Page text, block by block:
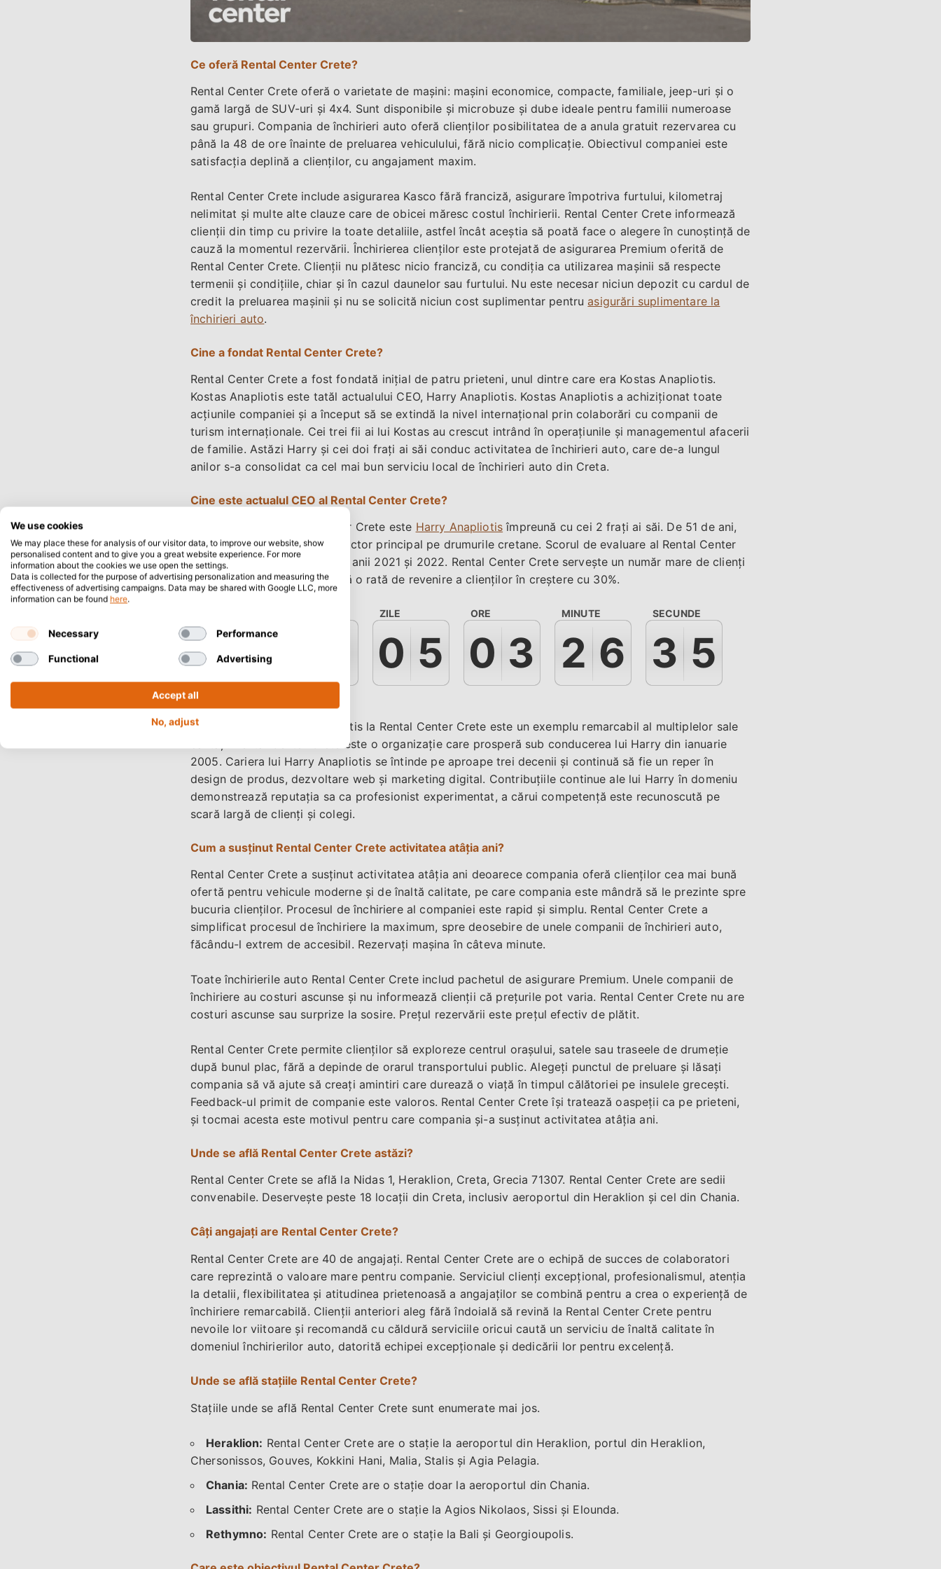
Ce oferă Rental Center Crete?
Rental Center Crete oferă o varietate de mașini: mașini economice, compacte, familiale, jeep-uri și o
gamă largă de SUV-uri și 4x4. Sunt disponibile și microbuze și dube ideale pentru familii numeroase
sau grupuri. Compania de închirieri auto oferă clienților posibilitatea de a anula gratuit rezervarea cu
până la 48 de ore înainte de preluarea vehiculului, fără nicio complicație. Obiectivul companiei este
satisfacția deplină a clienților, cu angajament maxim.
Rental Center Crete include asigurarea Kasco fără franciză, asigurare împotriva furtului, kilometraj
nelimitat și multe alte clauze care de obicei măresc costul închirierii. Rental Center Crete informează
clienții din timp cu privire la toate detaliile, astfel încât aceștia să poată face o alegere în cunoștință de
cauză la momentul rezervării. Închirierea clienților este protejată de asigurarea Premium oferită de
Rental Center Crete. Clienții nu plătesc nicio franciză, cu condiția ca utilizarea mașinii să respecte
termenii și condițiile, chiar și în cazul daunelor sau furtului. Nu este necesar niciun depozit cu cardul de
credit la preluarea mașinii și nu se solicită niciun cost suplimentar pentruasigurări suplimentare la
închirieri auto.
Cine a fondat Rental Center Crete?
Rental Center Crete a fost fondată inițial de patru prieteni, unul dintre care era Kostas Anapliotis.
Kostas Anapliotis este tatăl actualului CEO, Harry Anapliotis. Kostas Anapliotis a achiziționat toate
acțiunile companiei și a început să se extindă la nivel internațional prin colaborări cu companii de
turism internaționale. Cei trei fii ai lui Kostas au crescut intrând în operațiunile și managementul afacerii
de familie. Astăzi Harry și cei doi frați ai săi conduc activitatea de închirieri auto, care de-a lungul
anilor s-a consolidat ca cel mai bun serviciu local de închirieri auto din Creta.
Cine este actualul CEO al Rental Center Crete?
Actualul CEO al Rental Center Crete este Harry Anapliotis împreună cu cei 2 frați ai săi. De 51 de ani,
Rental Center Crete este un actor principal pe drumurile cretane. Scorul de evaluare al Rental Center
Crete a fost de 95,8% pentru anii 2021 și 2022. Rental Center Crete servește un număr mare de clienți
fideli. Compania înregistrează o rată de revenire a clienților în creștere cu 30%.
5 1
ZILE
0 5
ORE
0 3
MINUTE
2 6
SECUNDE
3 6
Conducerea lui Harry Anapliotis la Rental Center Crete este un exemplu remarcabil al multiplelor sale
calități. Rental Center Crete este o organizație care prosperă sub conducerea lui Harry din ianuarie
2005. Cariera lui Harry Anapliotis se întinde pe aproape trei decenii și continuă să fie un reper în
design de produs, dezvoltare web și marketing digital. Contribuțiile continue ale lui Harry în domeniu
demonstrează reputația sa ca profesionist experimentat, a cărui competență este recunoscută pe
scară largă de clienți și colegi.
Cum a susținut Rental Center Crete activitatea atâția ani?
Rental Center Crete a susținut activitatea atâția ani deoarece compania oferă clienților cea mai bună
ofertă pentru vehicule moderne și de înaltă calitate, pe care compania este mândră să le prezinte spre
bucuria clienților. Procesul de închiriere al companiei este rapid și simplu. Rental Center Crete a
simplificat procesul de închiriere la maximum, spre deosebire de unele companii de închirieri auto,
făcându-l extrem de accesibil. Rezervați mașina în câteva minute.
Toate închirierile auto Rental Center Crete includ pachetul de asigurare Premium. Unele companii de
închiriere au costuri ascunse și nu informează clienții că prețurile pot varia. Rental Center Crete nu are
costuri ascunse sau surprize la sosire. Prețul rezervării este prețul efectiv de plătit.
Rental Center Crete permite clienților să exploreze centrul orașului, satele sau traseele de drumeție
după bunul plac, fără a depinde de orarul transportului public. Alegeți punctul de preluare și lăsați
compania să vă ajute să creați amintiri care durează o viață în timpul călătoriei pe insulele grecești.
Feedback-ul primit de companie este valoros. Rental Center Crete își tratează oaspeții ca pe prieteni,
și tocmai acesta este motivul pentru care compania și-a susținut activitatea atâția ani.
Unde se află Rental Center Crete astăzi?
Rental Center Crete se află la Nidas 1, Heraklion, Creta, Grecia 71307. Rental Center Crete are sedii
convenabile. Deservește peste 18 locații din Creta, inclusiv aeroportul din Heraklion și cel din Chania.
Câți angajați are Rental Center Crete?
Rental Center Crete are 40 de angajați. Rental Center Crete are o echipă de succes de colaboratori
care reprezintă o valoare mare pentru companie. Serviciul clienți excepțional, profesionalismul, atenția
la detalii, flexibilitatea și atitudinea prietenoasă a angajaților se combină pentru a crea o experiență de
închiriere remarcabilă. Clienții anteriori aleg fără îndoială să revină la Rental Center Crete pentru
nevoile lor viitoare și recomandă cu căldură serviciile oricui caută un serviciu de înaltă calitate în
domeniul închirierilor auto, datorită echipei excepționale și dedicării lor pentru excelență.
Unde se află stațiile Rental Center Crete?
Stațiile unde se află Rental Center Crete sunt enumerate mai jos.
Heraklion: Rental Center Crete are o stație la aeroportul din Heraklion, portul din Heraklion,
Chersonissos, Gouves, Kokkini Hani, Malia, Stalis și Agia Pelagia.
Chania: Rental Center Crete are o stație doar la aeroportul din Chania.
Lassithi: Rental Center Crete are o stație la Agios Nikolaos, Sissi și Elounda.
Rethymno: Rental Center Crete are o stație la Bali și Georgioupolis.
We use cookies
We may place these for analysis of our visitor data, to improve our website, show
personalised content and to give you a great website experience. For more
information about the cookies we use open the settings.
Data is collected for the purpose of advertising personalization and measuring the
effectiveness of advertising campaigns. Data may be shared with Google LLC, more
information can be found here.
Necessary Performance
Functional Advertising
Accept all
No, adjust